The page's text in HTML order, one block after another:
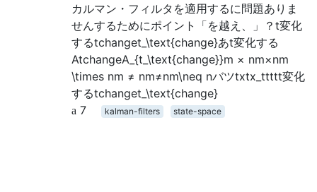
カルマン・フィルタを適用するに問題ありま
せんするためにポイント「を越え、」？t変化
するtchanget_\text{change}あt変化する
AtchangeA_{t_\text{change}}m × nm×nm
\times nm ≠ nm≠nm\neq nバツtxtx_ttttt変化
するtchanget_\text{change}
7
kalman-filters state-space